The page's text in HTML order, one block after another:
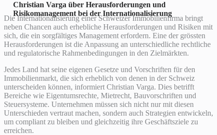
Christian Varga über Herausforderungen und
Risikomanagement bei der Internationalisierung
Die Internationalisierung einer Schweizer Immobilienfirma bringt
neben Chancen auch erhebliche Herausforderungen und Risiken mit
sich, die ein sorgfältiges Management erfordern. Eine der grössten
Herausforderungen ist die Anpassung an unterschiedliche rechtliche
und regulatorische Rahmenbedingungen in den Zielmärkten.
Jedes Land hat seine eigenen Gesetze und Vorschriften für den
Immobilienmarkt, die sich erheblich von denen in der Schweiz
unterscheiden können, informiert Christian Varga. Dies betrifft
Bereiche wie Eigentumsrechte, Mietrecht, Bauvorschriften und
Steuersysteme. Unternehmen müssen sich nicht nur mit diesen
Unterschieden vertraut machen, sondern auch Strategien entwickeln,
um compliant zu bleiben und gleichzeitig ihre Geschäftsziele zu
erreichen.